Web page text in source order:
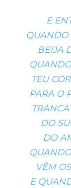
E
QUANDO
BEIJA
TEU
PARA O
DO
DO
VÊM
E